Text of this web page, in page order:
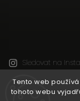
Tento web
tohoto webu
Sledovat na
Copyright 2026